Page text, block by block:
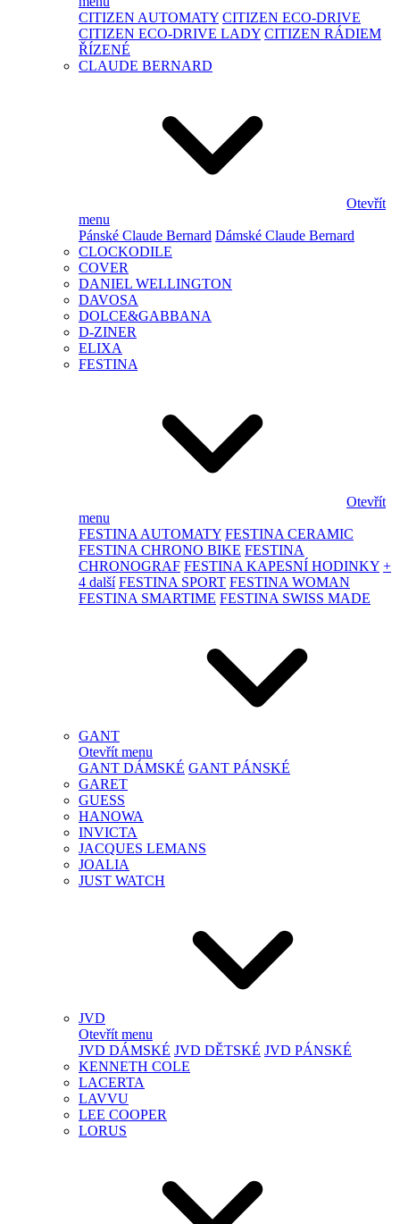
CITIZEN AUTOMATY CITIZEN ECO-DRIVE
CITIZEN ECO-DRIVE LADY CITIZEN RÁDIEM
ŘÍZENÉ
CLAUDE BERNARD
Otevřít
menu
Pánské Claude Bernard Dámské Claude Bernard
CLOCKODILE
COVER
DANIEL WELLINGTON
DAVOSA
DOLCE&GABBANA
D-ZINER
ELIXA
FESTINA
Otevřít
menu
FESTINA AUTOMATY FESTINA CERAMIC
FESTINA CHRONO BIKE FESTINA
CHRONOGRAF FESTINA KAPESNÍ HODINKY +
4 další FESTINA SPORT FESTINA WOMAN
FESTINA SMARTIME FESTINA SWISS MADE
GANT
Otevřít menu
GANT DÁMSKÉ GANT PÁNSKÉ
GARET
GUESS
HANOWA
INVICTA
JACQUES LEMANS
JOALIA
JUST WATCH
JVD
Otevřít menu
JVD DÁMSKÉ JVD DĚTSKÉ JVD PÁNSKÉ
KENNETH COLE
LACERTA
LAVVU
LEE COOPER
LORUS